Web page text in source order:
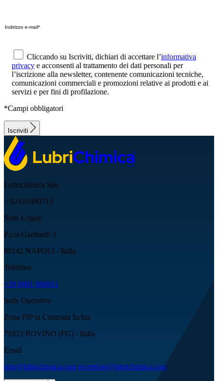
Cliccando su Iscriviti, dichiari di accettare l’informativa
privacy e acconsenti al trattamento dei dati personali per
l’iscrizione alla newsletter, contenente comunicazioni tecniche,
comunicazioni commerciali e promozioni relative ai prodotti e ai
servizi e per fini di profilazione.
*Campi obbligatori
Iscriviti
Lubrichimica Spa
- 02410480715
Sede Legale
P.zza Garibaldi 3
80142 NAPOLI - Italia
Telefono
+39 0881 966611
Sede Operativa
Zona PIP in Contrada Ischia
71023 BOVINO (FG) - Italia
Email
info@lubrichimica.com reception@lubrichimica.com